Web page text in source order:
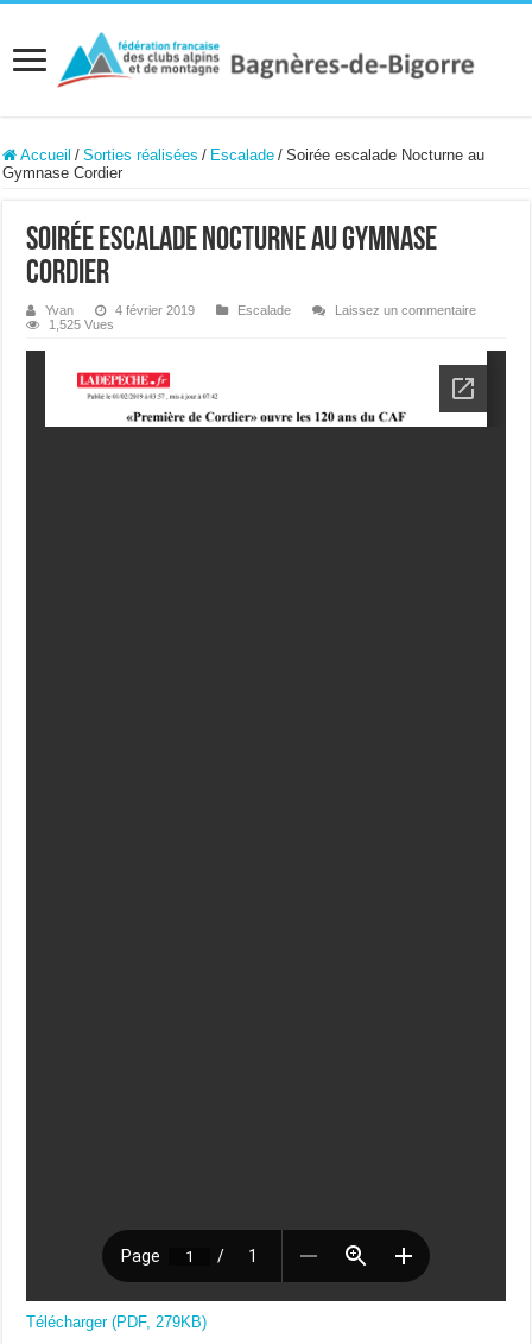
Accueil / Sorties réalisées / Escalade / Soirée escalade Nocturne au
Gymnase Cordier
Soirée escalade Nocturne au Gymnase
Cordier
Yvan 4 février 2019 Escalade
Laissez un commentaire
1,525 Vues
Télécharger (PDF, 279KB)